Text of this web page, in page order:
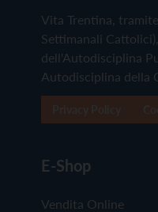
Vita Trentina,
Settimanali
dell'Autodisciplina
Autodisciplina della
E-Shop
Vendita Online